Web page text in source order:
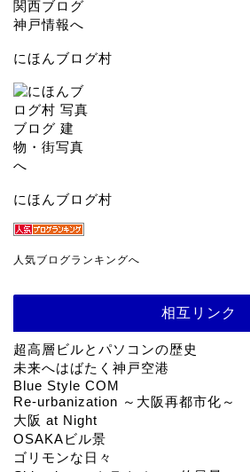
にほんブログ村
にほんブログ村
人気ブログランキングへ
相互リンク
超高層ビルとパソコンの歴史
未来へはばたく神戸空港
Blue Style COM
Re-urbanization ～大阪再都市化～
大阪 at Night
OSAKAビル景
ゴリモンな日々